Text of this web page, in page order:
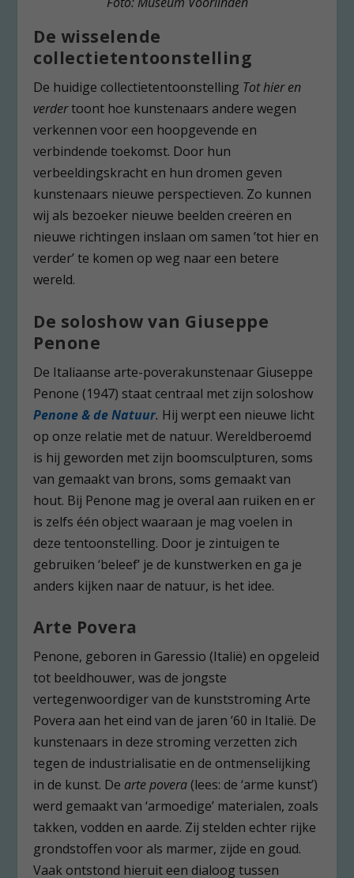
De wisselende
collectietentoonstelling
De huidige collectietentoonstelling Tot hier en
verdertoont hoe kunstenaars andere wegen
verkennen voor een hoopgevende en
verbindende toekomst. Door hun
verbeeldingskracht en hun dromen geven
kunstenaars nieuwe perspectieven. Zo kunnen
wij als bezoeker nieuwe beelden creëren en
nieuwe richtingen inslaan om samen ’tot hier en
verder’ te komen op weg naar een betere
wereld.
De soloshow van Giuseppe
Penone
De Italiaanse arte-poverakunstenaar Giuseppe
Penone (1947) staat centraal met zijn soloshow
Penone & de Natuur. Hij werpt een nieuwe licht
op onze relatie met de natuur. Wereldberoemd
is hij geworden met zijn boomsculpturen, soms
van gemaakt van brons, soms gemaakt van
hout. Bij Penone mag je overal aan ruiken en er
is zelfs één object waaraan je mag voelen in
deze tentoonstelling. Door je zintuigen te
gebruiken ‘beleef’ je de kunstwerken en ga je
anders kijken naar de natuur, is het idee.
Arte Povera
Penone, geboren in Garessio (Italië) en opgeleid
tot beeldhouwer, was de jongste
vertegenwoordiger van de kunststroming Arte
Povera aan het eind van de jaren ’60 in Italië. De
kunstenaars in deze stroming verzetten zich
tegen de industrialisatie en de ontmenselijking
in de kunst. De arte povera (lees: de ‘arme kunst’)
werd gemaakt van ‘armoedige’ materialen, zoals
takken, vodden en aarde. Zij stelden echter rijke
grondstoffen voor als marmer, zijde en goud.
Vaak ontstond hieruit een dialoog tussen